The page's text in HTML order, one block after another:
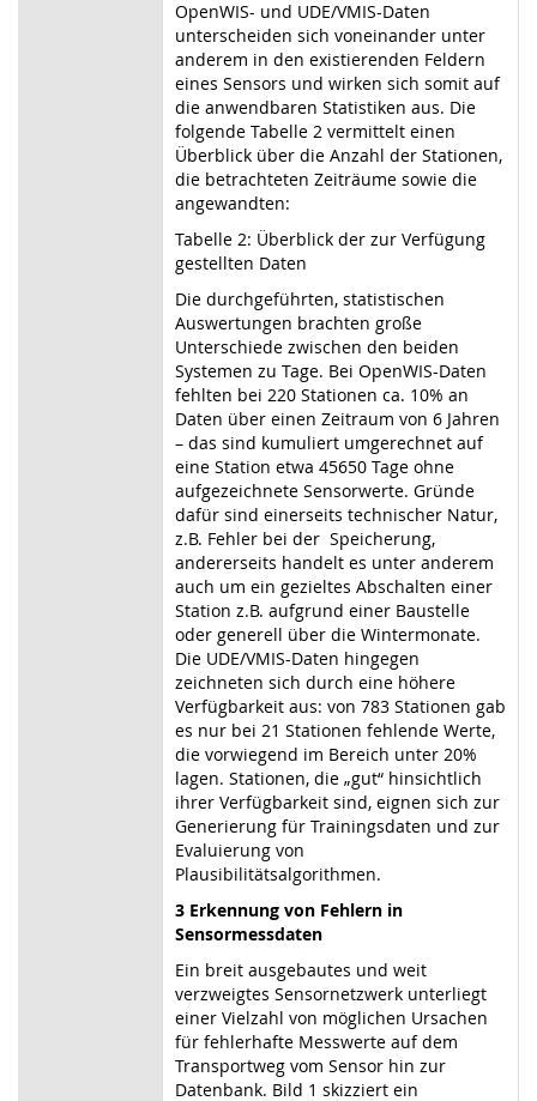
OpenWIS- und UDE/VMIS-Daten
unterscheiden sich voneinander unter
anderem in den existierenden Feldern
eines Sensors und wirken sich somit auf
die anwendbaren Statistiken aus. Die
folgende Tabelle 2 vermittelt einen
Überblick über die Anzahl der Stationen,
die betrachteten Zeiträume sowie die
angewandten:
Tabelle 2: Überblick der zur Verfügung
gestellten Daten
Die durchgeführten, statistischen
Auswertungen brachten große
Unterschiede zwischen den beiden
Systemen zu Tage. Bei OpenWIS-Daten
fehlten bei 220 Stationen ca. 10% an
Daten über einen Zeitraum von 6 Jahren
– das sind kumuliert umgerechnet auf
eine Station etwa 45650 Tage ohne
aufgezeichnete Sensorwerte. Gründe
dafür sind einerseits technischer Natur,
z.B. Fehler bei der Speicherung,
andererseits handelt es unter anderem
auch um ein gezieltes Abschalten einer
Station z.B. aufgrund einer Baustelle
oder generell über die Wintermonate.
Die UDE/VMIS-Daten hingegen
zeichneten sich durch eine höhere
Verfügbarkeit aus: von 783 Stationen gab
es nur bei 21 Stationen fehlende Werte,
die vorwiegend im Bereich unter 20%
lagen. Stationen, die „gut“ hinsichtlich
ihrer Verfügbarkeit sind, eignen sich zur
Generierung für Trainingsdaten und zur
Evaluierung von
Plausibilitätsalgorithmen.
3 Erkennung von Fehlern in
Sensormessdaten
Ein breit ausgebautes und weit
verzweigtes Sensornetzwerk unterliegt
einer Vielzahl von möglichen Ursachen
für fehlerhafte Messwerte auf dem
Transportweg vom Sensor hin zur
Datenbank. Bild 1 skizziert ein